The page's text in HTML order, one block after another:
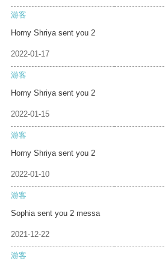
游客
Horny Shriya sent you 2
2022-01-17
游客
Horny Shriya sent you 2
2022-01-15
游客
Horny Shriya sent you 2
2022-01-10
游客
Sophia sent you 2 messa
2021-12-22
游客